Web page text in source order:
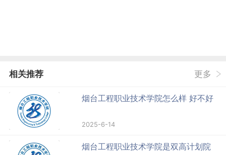
相关推荐 更多
烟台工程职业技术学院怎么样 好不好
2025-6-14
烟台工程职业技术学院是双高计划院